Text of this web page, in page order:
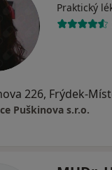
Praktický
226, Frýdek-
Puškinova s.r.o.